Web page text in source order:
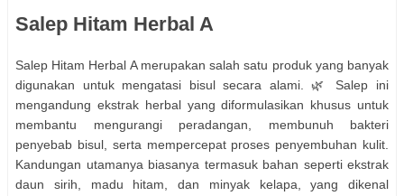
Salep Hitam Herbal A
Salep Hitam Herbal A merupakan salah satu produk yang banyak
digunakan untuk mengatasi bisul secara alami. 🌿 Salep ini
mengandung ekstrak herbal yang diformulasikan khusus untuk
membantu mengurangi peradangan, membunuh bakteri
penyebab bisul, serta mempercepat proses penyembuhan kulit.
Kandungan utamanya biasanya termasuk bahan seperti ekstrak
daun sirih, madu hitam, dan minyak kelapa, yang dikenal